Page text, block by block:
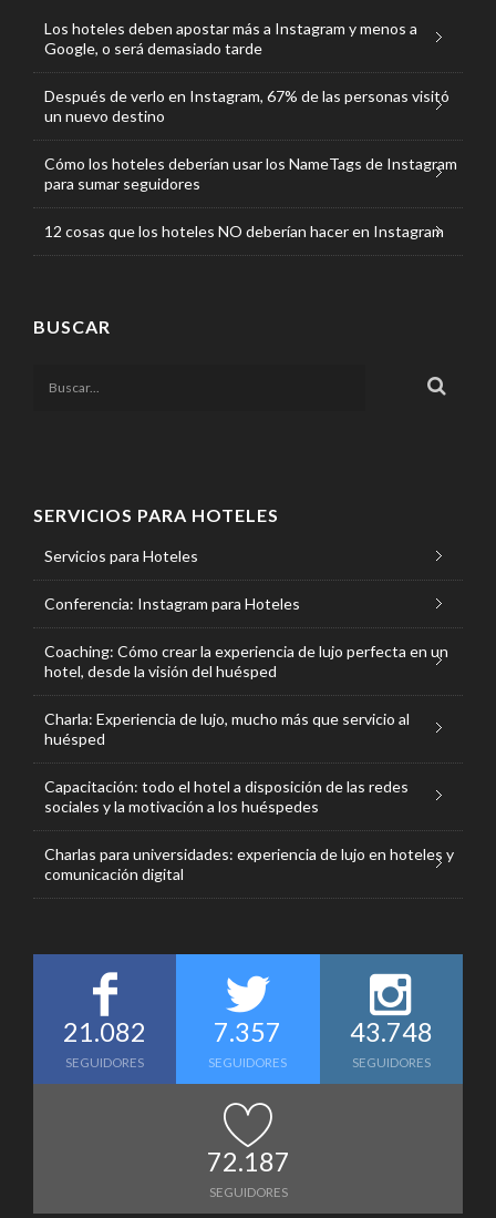
Los hoteles deben apostar más a Instagram y menos a
Google, o será demasiado tarde
Después de verlo en Instagram, 67% de las personas visitó
un nuevo destino
Cómo los hoteles deberían usar los NameTags de Instagram
para sumar seguidores
12 cosas que los hoteles NO deberían hacer en Instagram
BUSCAR
SERVICIOS PARA HOTELES
Servicios para Hoteles
Conferencia: Instagram para Hoteles
Coaching: Cómo crear la experiencia de lujo perfecta en un
hotel, desde la visión del huésped
Charla: Experiencia de lujo, mucho más que servicio al
huésped
Capacitación: todo el hotel a disposición de las redes
sociales y la motivación a los huéspedes
Charlas para universidades: experiencia de lujo en hoteles y
comunicación digital
21.082
SEGUIDORES
7.357
SEGUIDORES
43.748
SEGUIDORES
72.187
SEGUIDORES